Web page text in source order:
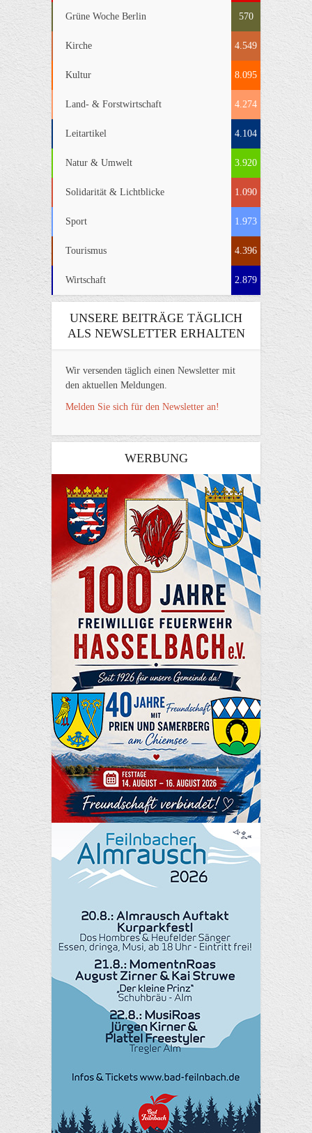
Grüne Woche Berlin 570
Kirche 4.549
Kultur 8.095
Land- & Forstwirtschaft 4.274
Leitartikel 4.104
Natur & Umwelt 3.920
Solidarität & Lichtblicke 1.090
Sport 1.973
Tourismus 4.396
Wirtschaft 2.879
UNSERE BEITRÄGE TÄGLICH
ALS NEWSLETTER ERHALTEN
Wir versenden täglich einen Newsletter mit
den aktuellen Meldungen.
Melden Sie sich für den Newsletter an!
WERBUNG